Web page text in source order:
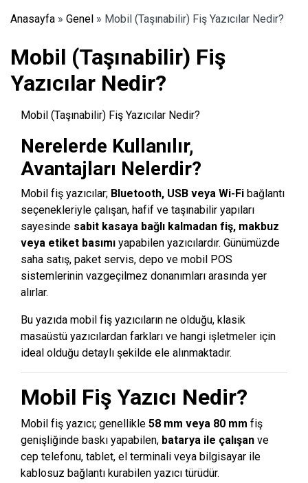
Anasayfa » Genel » Mobil (Taşınabilir) Fiş Yazıcılar Nedir?
Mobil (Taşınabilir) Fiş
Yazıcılar Nedir?
Mobil (Taşınabilir) Fiş Yazıcılar Nedir?
Nerelerde Kullanılır,
Avantajları Nelerdir?
Mobil fiş yazıcılar; Bluetooth, USB veya Wi-Fi bağlantı
seçenekleriyle çalışan, hafif ve taşınabilir yapıları
sayesinde sabit kasaya bağlı kalmadan fiş, makbuz
veya etiket basımı yapabilen yazıcılardır. Günümüzde
saha satış, paket servis, depo ve mobil POS
sistemlerinin vazgeçilmez donanımları arasında yer
alırlar.
Bu yazıda mobil fiş yazıcıların ne olduğu, klasik
masaüstü yazıcılardan farkları ve hangi işletmeler için
ideal olduğu detaylı şekilde ele alınmaktadır.
Mobil Fiş Yazıcı Nedir?
Mobil fiş yazıcı; genellikle 58 mm veya 80 mm fiş
genişliğinde baskı yapabilen, batarya ile çalışan ve
cep telefonu, tablet, el terminali veya bilgisayar ile
kablosuz bağlantı kurabilen yazıcı türüdür.